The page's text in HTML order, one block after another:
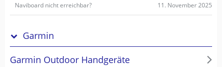
Naviboard nicht erreichbar? 11. November 2025
Garmin
Garmin Outdoor Handgeräte